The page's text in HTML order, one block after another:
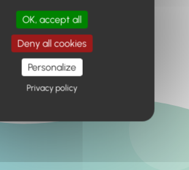
Retour à l'accueil
OK, accept all
Deny all cookies
Personalize
Privacy policy